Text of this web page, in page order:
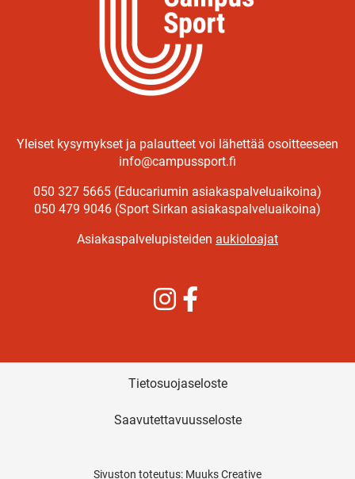
Yleiset kysymykset ja palautteet voi lähettää osoitteeseen
info@campussport.fi
050 327 5665 (Educariumin asiakaspalveluaikoina)
050 479 9046 (Sport Sirkan asiakaspalveluaikoina)
Asiakaspalvelupisteiden aukioloajat
Instagram
Tietosuojaseloste
Saavutettavuusseloste
Sivuston toteutus: Muuks Creative